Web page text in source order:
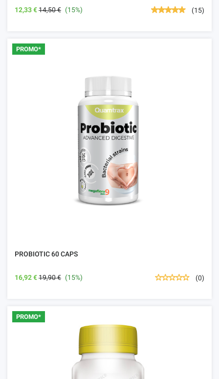
12,33 €14,50 € (15%) (15)
PROMO*
PROBIOTIC 60 CAPS
16,92 €19,90 € (15%) (0)
PROMO*